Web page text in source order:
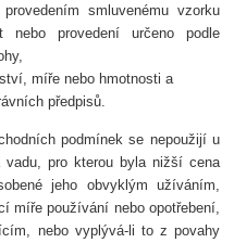
smluvenému vzorku
nebo provedení určeno podle
míře nebo hmotnosti a
předpisů.
podmínek se nepoužijí u
pro kterou byla nižší cena
jeho obvyklým užíváním,
míře používání nebo opotřebení,
nebo vyplývá-li to z povahy